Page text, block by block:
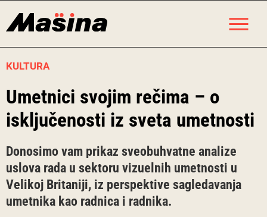
KULTURA
Umetnici svojim rečima – o
isključenosti iz sveta umetnosti
Donosimo vam prikaz sveobuhvatne analize
uslova rada u sektoru vizuelnih umetnosti u
Velikoj Britaniji, iz perspektive sagledavanja
umetnika kao radnica i radnika.